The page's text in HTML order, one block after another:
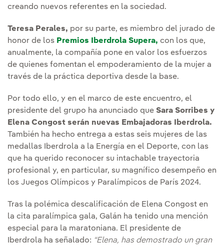
creando nuevos referentes en la sociedad.
Teresa Perales, por su parte, es miembro del jurado de
honor de los Premios Iberdrola Supera, con los que,
anualmente, la compañía pone en valor los esfuerzos
de quienes fomentan el empoderamiento de la mujer a
través de la práctica deportiva desde la base.
Por todo ello, y en el marco de este encuentro, el
presidente del grupo ha anunciado que Sara Sorribes y
Elena Congost serán nuevas Embajadoras Iberdrola.
También ha hecho entrega a estas seis mujeres de las
medallas Iberdrola a la Energía en el Deporte, con las
que ha querido reconocer su intachable trayectoria
profesional y, en particular, su magnífico desempeño en
los Juegos Olímpicos y Paralímpicos de París 2024.
Tras la polémica descalificación de Elena Congost en
la cita paralímpica gala, Galán ha tenido una mención
especial para la maratoniana. El presidente de
Iberdrola ha señalado: “Elena, has demostrado un gran